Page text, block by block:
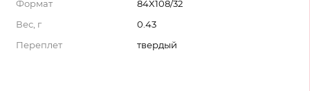
Формат
84X108/32
Вес, г
0.43
Переплет
твердый